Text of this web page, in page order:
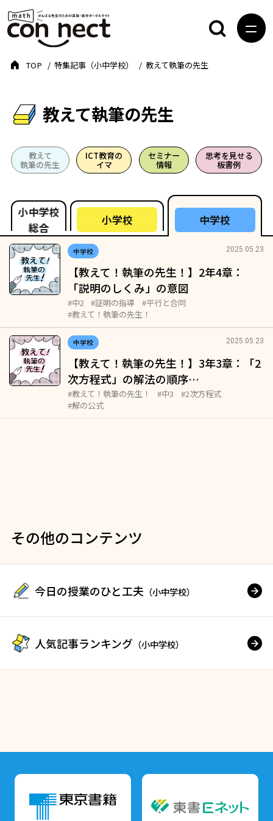
教えて執筆の先生
TOP 特集記事（小中学校） 教えて執筆の先生
教えて
執筆の先生
ICT教育の
イマ
セミナー
情報
思考を見せる
板書例
小中学校
総合
小学校 中学校
中学校 2025.05.23
【教えて！執筆の先生！】2年4章：
「説明のしくみ」の意図
#中2 #証明の指導
#平行と合同
#教えて！執筆の先生！
中学校 2025.05.23
【教えて！執筆の先生！】3年3章：「2
次方程式」の解法の順序…
#教えて！執筆の先生！ #中3
#2次方程式
#解の公式
その他のコンテンツ
今日の授業のひと工夫 （小中学校）
人気記事ランキング （小中学校）